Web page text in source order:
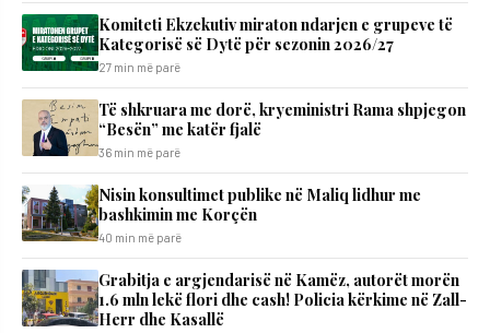
Komiteti Ekzekutiv miraton ndarjen e grupeve të
Kategorisë së Dytë për sezonin 2026/27
27 min më parë
Të shkruara me dorë, kryeministri Rama shpjegon
“Besën” me katër fjalë
36 min më parë
Nisin konsultimet publike në Maliq lidhur me
bashkimin me Korçën
40 min më parë
Grabitja e argjendarisë në Kamëz, autorët morën
1.6 mln lekë flori dhe cash! Policia kërkime në Zall-
Herr dhe Kasallë